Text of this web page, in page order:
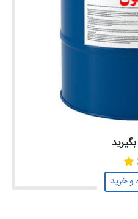
و خرید